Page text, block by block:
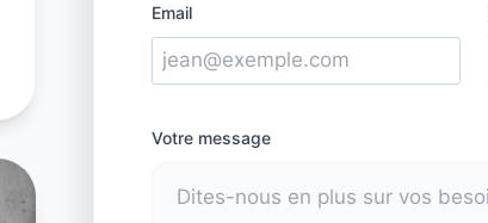
Email
Votre message